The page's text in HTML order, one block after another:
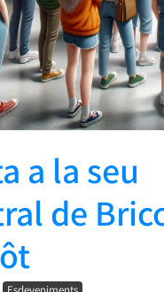
a la seu
de